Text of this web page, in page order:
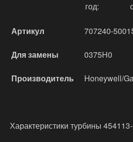
год:
Артикул 707240-
Для замены 0375H0
Производитель Honeywell/
Характеристики турбины